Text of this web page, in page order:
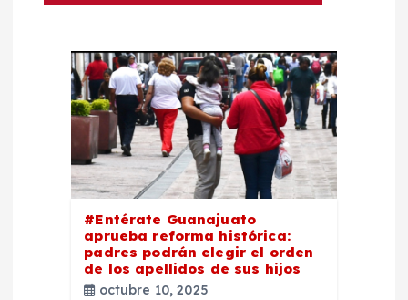
#Entérate Guanajuato
aprueba reforma histórica:
padres podrán elegir el orden
de los apellidos de sus hijos
octubre 10, 2025